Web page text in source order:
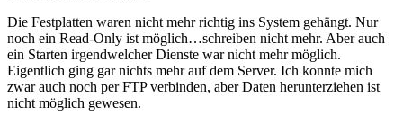
Die Festplatten waren nicht mehr richtig ins System gehängt. Nur
noch ein Read-Only ist möglich…schreiben nicht mehr. Aber auch
ein Starten irgendwelcher Dienste war nicht mehr möglich.
Eigentlich ging gar nichts mehr auf dem Server. Ich konnte mich
zwar auch noch per FTP verbinden, aber Daten herunterziehen ist
nicht möglich gewesen.